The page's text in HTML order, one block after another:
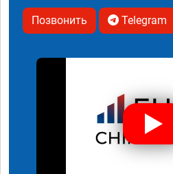
Позвонить Telegram